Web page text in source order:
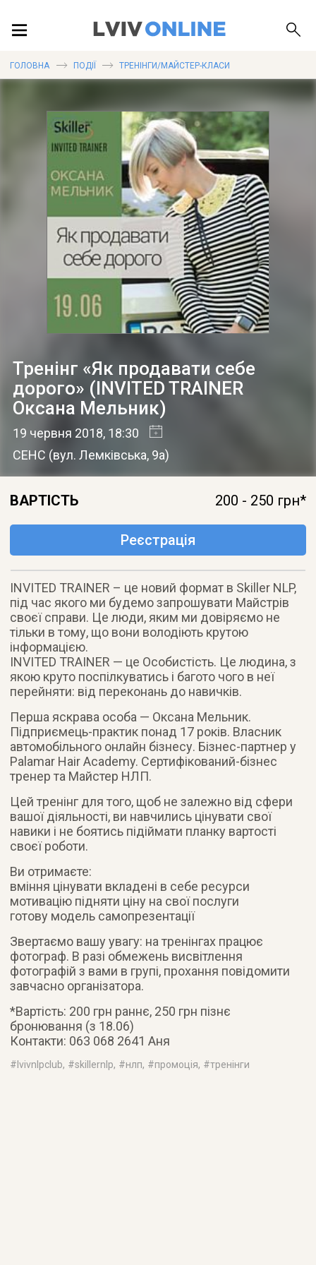
ПУБЛІКАЦІЇ
ДОВІДКА
ГОЛОВНА ПОДІЇ ТРЕНІНГИ/МАЙСТЕР-КЛАСИ
Тренінг «Як продавати себе
дорого» (INVITED TRAINER
Оксана Мельник)
19 червня 2018, 18:30
СЕНС (вул. Лемківська, 9а)
ВАРТІСТЬ 200 - 250 грн*
Реєстрація
INVITED TRAINER – це новий формат в Skiller NLP,
під час якого ми будемо запрошувати Майстрів
своєї справи. Це люди, яким ми довіряємо не
тільки в тому, що вони володіють крутою
інформацією.
INVITED TRAINER — це Особистість. Це людина, з
якою круто поспілкуватись і багото чого в неї
перейняти: від переконань до навичків.
Перша яскрава особа — Оксана Мельник.
Підприємець-практик понад 17 років. Власник
автомобільного онлайн бізнесу. Бізнес-партнер у
Palamar Hair Academy. Сертифікований-бізнес
тренер та Майстер НЛП.
Цей тренінг для того, щоб не залежно від сфери
вашої діяльності, ви навчились цінувати свої
навики і не боятись підіймати планку вартості
своєї роботи.
Ви отримаєте:
вміння цінувати вкладені в себе ресурси
мотивацію підняти ціну на свої послуги
готову модель самопрезентації
Звертаємо вашу увагу: на тренінгах працює
фотограф. В разі обмежень висвітлення
фотографій з вами в групі, прохання повідомити
завчасно організатора.
*Вартість: 200 грн раннє, 250 грн пізнє
бронювання (з 18.06)
Контакти: 063 068 2641 Аня
#lvivnlpclub, #skillernlp, #нлп, #промоція, #тренінги